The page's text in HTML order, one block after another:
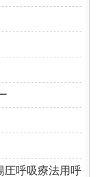
圧呼吸療法用呼